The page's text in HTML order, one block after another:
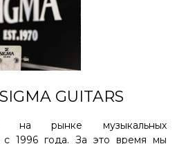
GUITARS
на рынке музыкальных
с 1996 года. За это время мы